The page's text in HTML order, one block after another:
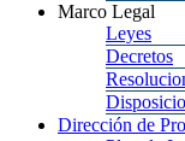
Marco Legal
Leyes
Decretos
Dirección de